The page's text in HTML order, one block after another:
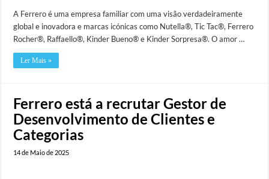
A Ferrero é uma empresa familiar com uma visão verdadeiramente
global e inovadora e marcas icónicas como Nutella®, Tic Tac®, Ferrero
Rocher®, Raffaello®, Kinder Bueno® e Kinder Sorpresa®. O amor …
Ler Mais »
Ferrero está a recrutar Gestor de
Desenvolvimento de Clientes e
Categorias
14 de Maio de 2025